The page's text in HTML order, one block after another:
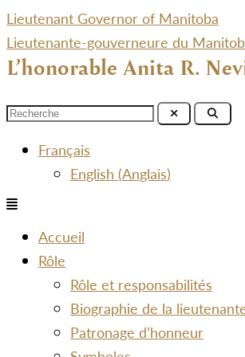
Lieutenant Governor of Manitoba
Lieutenante-gouverneure du
L’honorable Anita R.
Français
English (Anglais)
Menu
Accueil
Rôle
Rôle et responsabilités
Biographie de la
Patronage d’honneur